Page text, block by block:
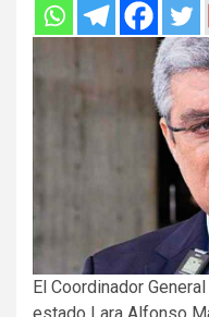
El Coordinador